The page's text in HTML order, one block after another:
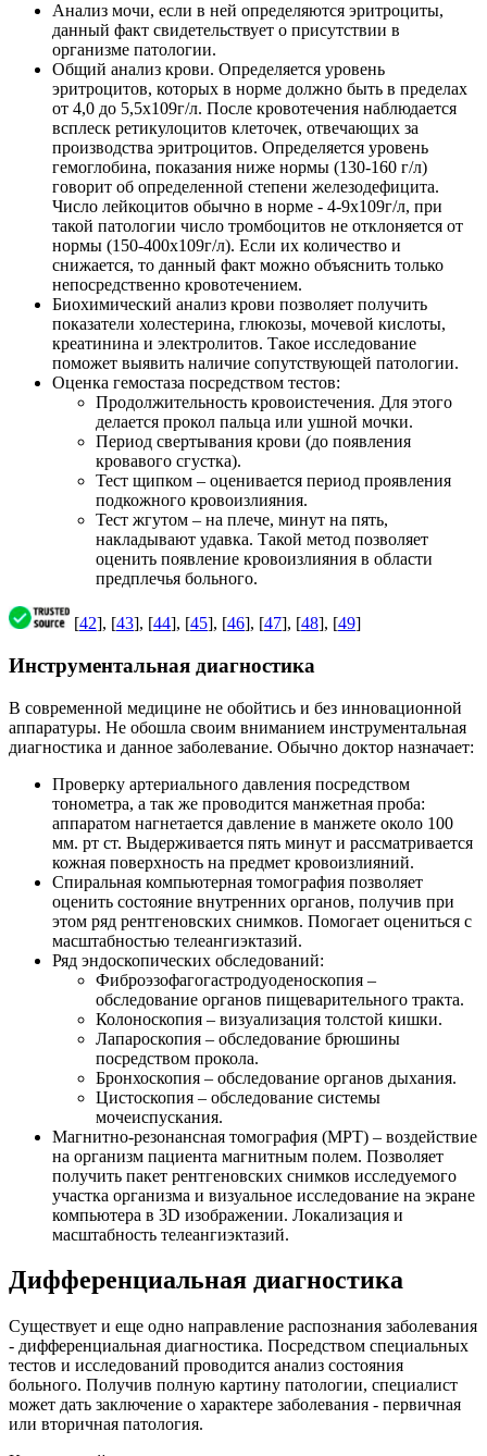
Анализ мочи, если в ней определяются эритроциты,
данный факт свидетельствует о присутствии в
организме патологии.
Общий анализ крови. Определяется уровень
эритроцитов, которых в норме должно быть в пределах
от 4,0 до 5,5х109г/л. После кровотечения наблюдается
всплеск ретикулоцитов клеточек, отвечающих за
производства эритроцитов. Определяется уровень
гемоглобина, показания ниже нормы (130-160 г/л)
говорит об определенной степени железодефицита.
Число лейкоцитов обычно в норме - 4-9х109г/л, при
такой патологии число тромбоцитов не отклоняется от
нормы (150-400х109г/л). Если их количество и
снижается, то данный факт можно объяснить только
непосредственно кровотечением.
Биохимический анализ крови позволяет получить
показатели холестерина, глюкозы, мочевой кислоты,
креатинина и электролитов. Такое исследование
поможет выявить наличие сопутствующей патологии.
Оценка гемостаза посредством тестов:
Продолжительность кровоистечения. Для этого
делается прокол пальца или ушной мочки.
Период свертывания крови (до появления
кровавого сгустка).
Тест щипком – оценивается период проявления
подкожного кровоизлияния.
Тест жгутом – на плече, минут на пять,
накладывают удавка. Такой метод позволяет
оценить появление кровоизлияния в области
предплечья больного.
[42], [43], [44], [45], [46], [47], [48], [49]
Инструментальная диагностика
В современной медицине не обойтись и без инновационной
аппаратуры. Не обошла своим вниманием инструментальная
диагностика и данное заболевание. Обычно доктор назначает:
Проверку артериального давления посредством
тонометра, а так же проводится манжетная проба:
аппаратом нагнетается давление в манжете около 100
мм. рт ст. Выдерживается пять минут и рассматривается
кожная поверхность на предмет кровоизлияний.
Спиральная компьютерная томография позволяет
оценить состояние внутренних органов, получив при
этом ряд рентгеновских снимков. Помогает оцениться с
масштабностью телеангиэктазий.
Ряд эндоскопических обследований:
Фиброэзофагогастродуоденоскопия –
обследование органов пищеварительного тракта.
Колоноскопия – визуализация толстой кишки.
Лапароскопия – обследование брюшины
посредством прокола.
Бронхоскопия – обследование органов дыхания.
Цистоскопия – обследование системы
мочеиспускания.
Магнитно-резонансная томография (МРТ) – воздействие
на организм пациента магнитным полем. Позволяет
получить пакет рентгеновских снимков исследуемого
участка организма и визуальное исследование на экране
компьютера в 3D изображении. Локализация и
масштабность телеангиэктазий.
Дифференциальная диагностика
Существует и еще одно направление распознания заболевания
- дифференциальная диагностика. Посредством специальных
тестов и исследований проводится анализ состояния
больного. Получив полную картину патологии, специалист
может дать заключение о характере заболевания - первичная
или вторичная патология.